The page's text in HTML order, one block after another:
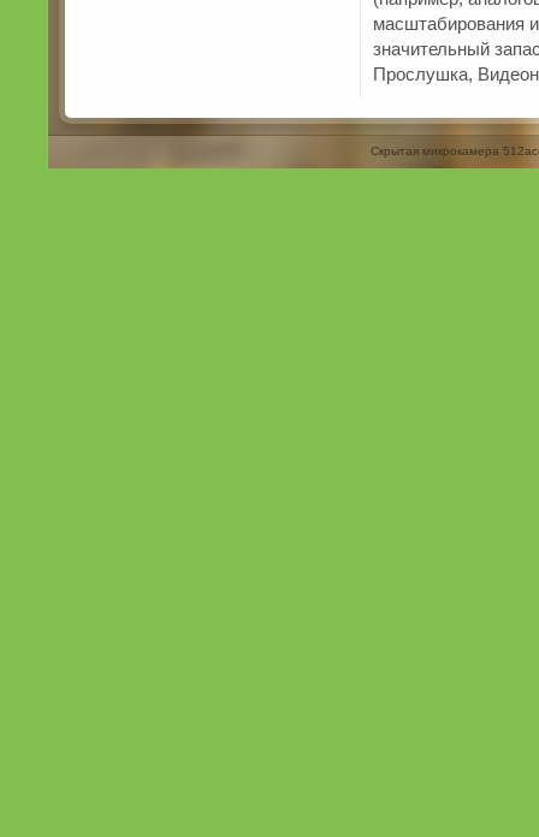
масштабирования
значительный
Прослушка,
Скрытая микрокамера